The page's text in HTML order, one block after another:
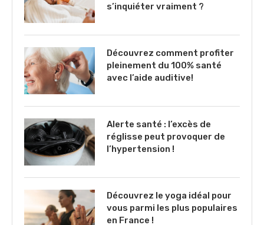
s’inquiéter vraiment ?
Découvrez comment profiter
pleinement du 100% santé
avec l’aide auditive!
Alerte santé : l’excès de
réglisse peut provoquer de
l’hypertension !
Découvrez le yoga idéal pour
vous parmi les plus populaires
en France !